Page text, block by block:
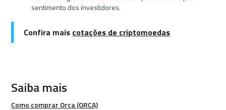
sentimento dos investidores.
Confira mais cotações de criptomoedas
Saiba mais
Como comprar Orca (ORCA)